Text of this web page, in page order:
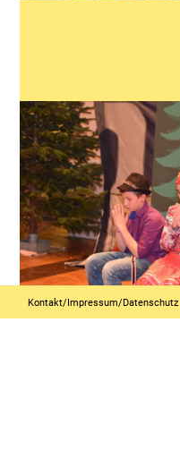
Kontakt/Impressum/Datenschutz